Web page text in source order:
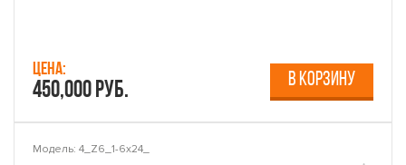
Цена:
450,000 руб. В КОРЗИНУ
Модель: 4_Z6_1-6x24_